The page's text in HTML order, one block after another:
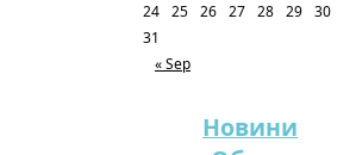
« Sep
24 25 26 27 28 29 30
31
Новини